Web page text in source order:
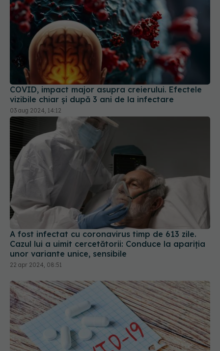
COVID, impact major asupra creierului. Efectele
vizibile chiar și după 3 ani de la infectare
03 aug 2024, 14:12
A fost infectat cu coronavirus timp de 613 zile.
Cazul lui a uimit cercetătorii: Conduce la apariția
unor variante unice, sensibile
22 apr 2024, 08:51